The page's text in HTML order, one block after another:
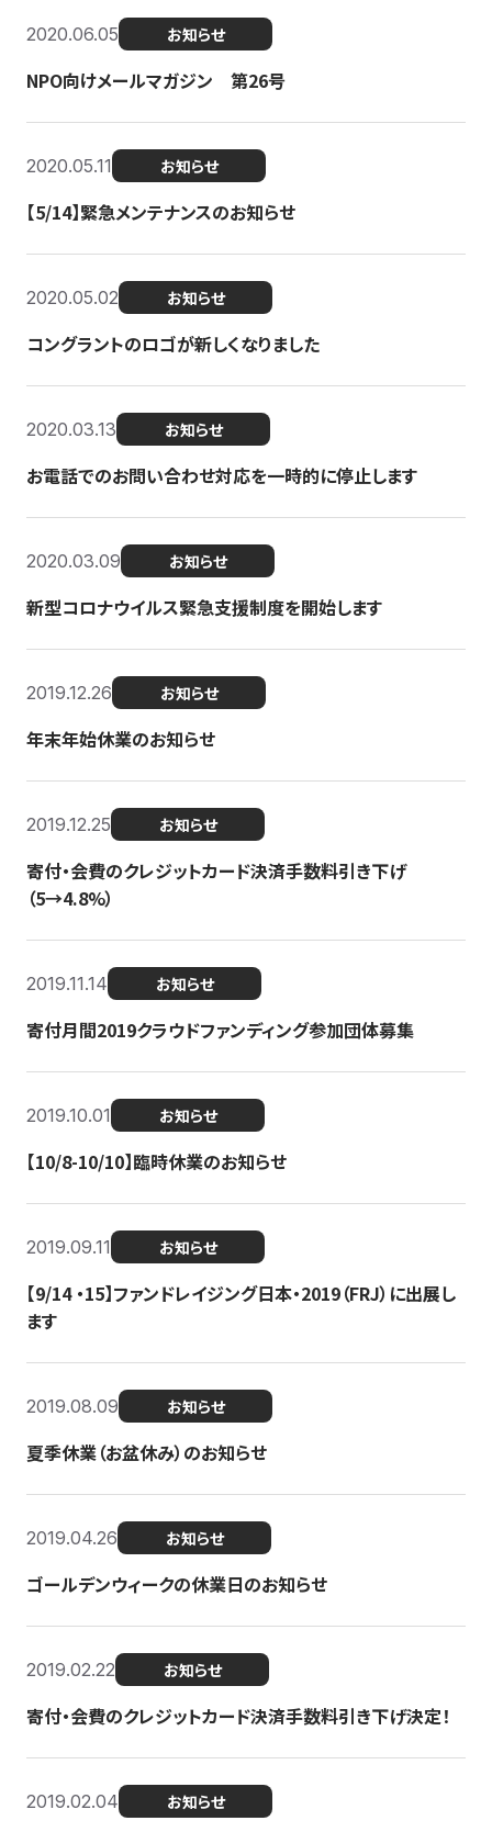
2020.06.05 お知らせ
NPO向けメールマガジン 第26号
2020.05.11 お知らせ
【5/14】緊急メンテナンスのお知らせ
2020.05.02 お知らせ
コングラントのロゴが新しくなりました
2020.03.13 お知らせ
お電話でのお問い合わせ対応を一時的に停止します
2020.03.09 お知らせ
新型コロナウイルス緊急支援制度を開始します
2019.12.26 お知らせ
年末年始休業のお知らせ
2019.12.25 お知らせ
寄付・会費のクレジットカード決済手数料引き下げ
（5→4.8%）
2019.11.14 お知らせ
寄付月間2019クラウドファンディング参加団体募集
2019.10.01 お知らせ
【10/8-10/10】臨時休業のお知らせ
2019.09.11 お知らせ
【9/14 ・15】ファンドレイジング日本・2019（FRJ）に出展し
ます
2019.08.09 お知らせ
夏季休業（お盆休み）のお知らせ
2019.04.26 お知らせ
ゴールデンウィークの休業日のお知らせ
2019.02.22 お知らせ
寄付・会費のクレジットカード決済手数料引き下げ決定！
2019.02.04 お知らせ